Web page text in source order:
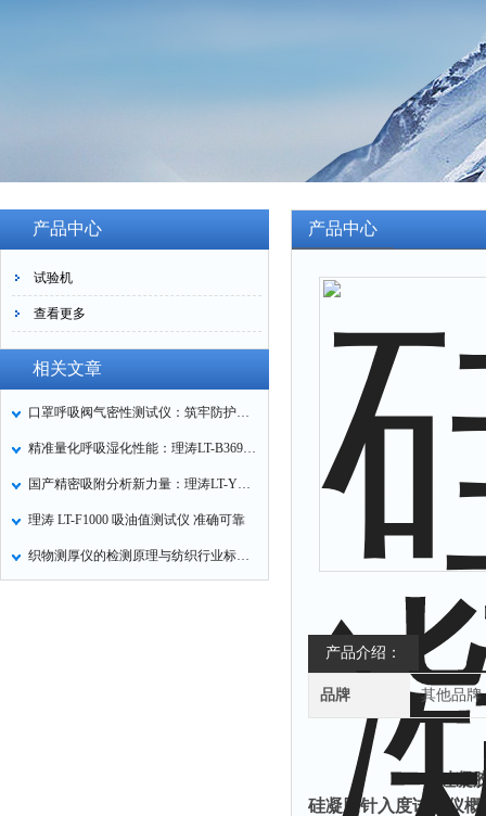
产品中心
试验机
查看更多
相关文章
口罩呼吸阀气密性测试仪：筑牢防护口罩的质量关卡
精准量化呼吸湿化性能：理涛LT-B369湿化器数据采集装置技术解析
国产精密吸附分析新力量：理涛LT-Y019A全自动高压吸附仪的性能与应用解析
理涛 LT-F1000 吸油值测试仪 准确可靠
织物测厚仪的检测原理与纺织行业标准化应用
产品中心
产品介绍：
品牌 其他品牌
硅凝
硅凝胶针入度试验仪概